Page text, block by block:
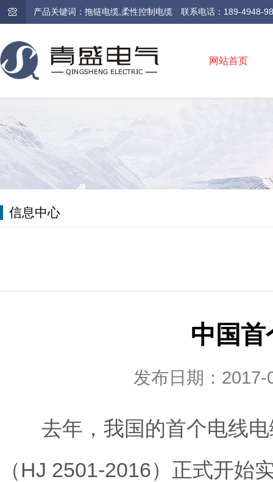
产品关键词：拖链电缆,柔性控制电缆 联系电话：189-4948-
网站首页
信息中心
中国
发布日期：
去年，我国的首个电线电
（HJ 2501-2016）正式开始